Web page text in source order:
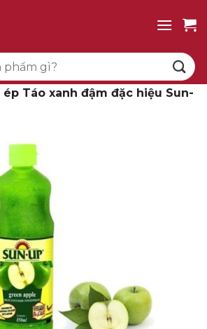
ép Táo xanh đậm đặc hiệu Sun-